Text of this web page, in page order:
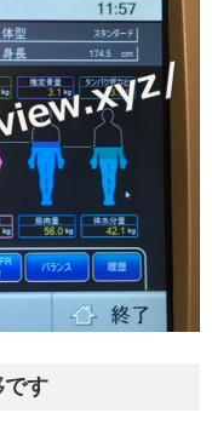
です